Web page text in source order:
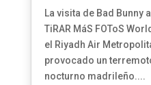
La visita de Bad Bunny
TiRAR MáS FOToS
el Riyadh Air
provocado un
nocturno madrileño....